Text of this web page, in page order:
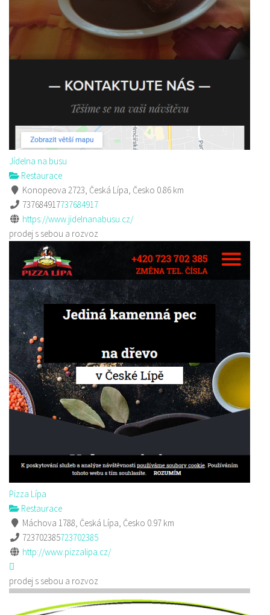
Jídelna na busu
Restaurace
Konopeova 2723, Česká Lípa, Česko 0.86 km
737684917737684917
https://www.jidelnanabusu.cz/
prodej s sebou a rozvoz
Pizza Lípa
Restaurace
Máchova 1788, Česká Lípa, Česko 0.97 km
723702385723702385
http://www.pizzalipa.cz/
prodej s sebou a rozvoz